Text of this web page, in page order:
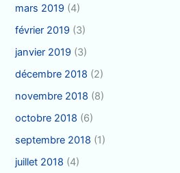
mars 2019 (4)
février 2019 (3)
janvier 2019 (3)
décembre 2018 (2)
novembre 2018 (8)
octobre 2018 (6)
septembre 2018 (1)
juillet 2018 (4)